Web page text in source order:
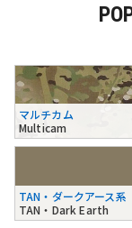
マルチカム
Multicam
TAN・ダークアース系
TAN・Dark Earth